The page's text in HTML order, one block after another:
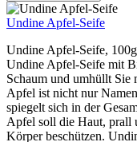
Undine Apfel-Seife
Undine Apfel-Seife,
Undine Apfel-Seife mit
Schaum und umhüllt
Apfel ist nicht nur
spiegelt sich in der
Apfel soll die Haut, prall
Körper beschützen.